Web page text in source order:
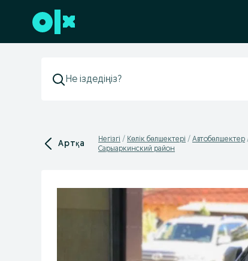
Төменгі деректемеге өту
Артқа Негізгі Көлік бөлшектері Автобөлшектер
Сарыаркинский район